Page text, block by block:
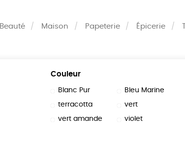
Beauté Maison Papeterie Épicerie
Couleur
Blanc Pur Bleu Marine
terracotta vert
vert amande violet